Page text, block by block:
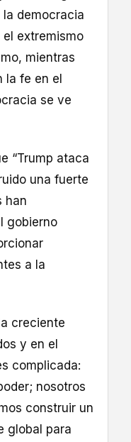
democracia
extremismo
mientras
la fe en el
se ve
“Trump ataca
una fuerte
han
gobierno
a la
creciente
y en el
complicada:
nosotros
construir un
global para